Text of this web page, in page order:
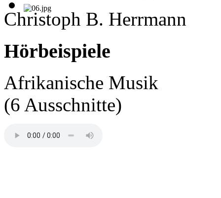
Christoph B. Herrmann
Hörbeispiele
Afrikanische Musik
(6 Ausschnitte)